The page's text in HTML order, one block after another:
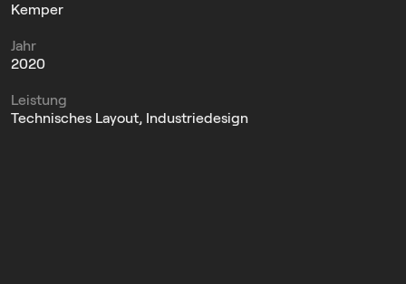
Kemper
Jahr
2020
Leistung
Technisches Layout, Industriedesign